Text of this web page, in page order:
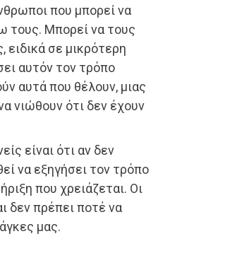
που μπορεί να
τους. Μπορεί να τους
σε μικρότερη
αυτόν τον τρόπο
αυτά που θέλουν, μιας
νιώθουν ότι δεν έχουν
είναι ότι αν δεν
να εξηγήσει τον τρόπο
που χρειάζεται. Οι
δεν πρέπει ποτέ να
μας.